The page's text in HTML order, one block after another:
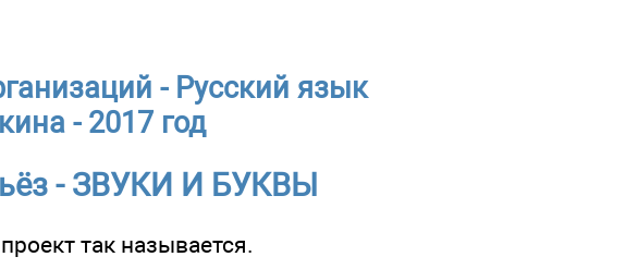
- Русский язык
- 2017 год
- ЗВУКИ И БУКВЫ
так называется.